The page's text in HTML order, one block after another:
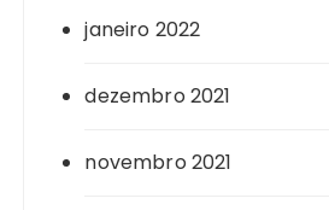
janeiro 2022
dezembro 2021
novembro 2021